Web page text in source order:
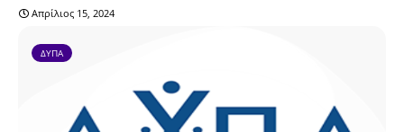
Απρίλιος 15, 2024
ΔΥΠΑ